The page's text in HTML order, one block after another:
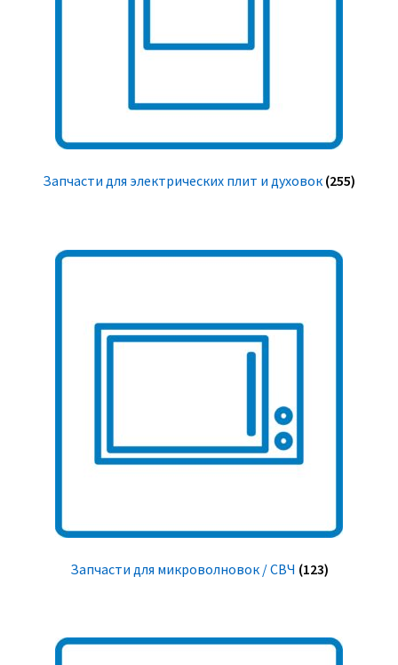
Запчасти для электрических плит и духовок (255)
Запчасти для микроволновок / СВЧ (123)